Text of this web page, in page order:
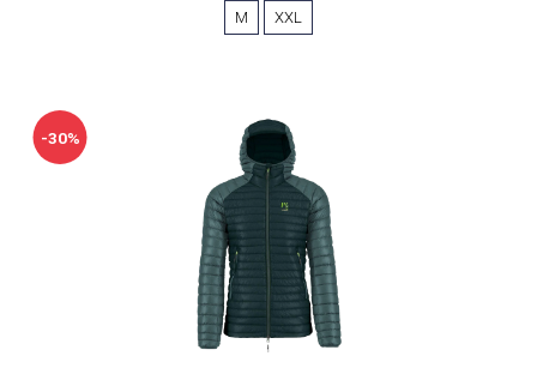
M XXL
-30%